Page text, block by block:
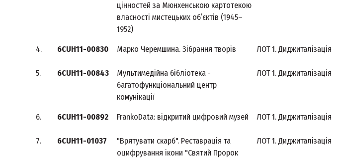
цінностей за Мюнхенською картотекою
власності мистецьких об’єктів (1945–
1952)
4. 6CUH11-00830 Марко Черемшина. Зібрання творів ЛОТ 1. Диджиталізація
5. 6CUH11-00843
Мультимедійна бібліотека -
багатофункціональний центр
комунікації
ЛОТ 1. Диджиталізація
6. 6CUH11-00892 FrankoData: відкритий цифровий музей ЛОТ 1. Диджиталізація
7. 6CUH11-01037
"Врятувати скарб". Реставрація та
оцифрування ікони "Святий Пророк
ЛОТ 1. Диджиталізація